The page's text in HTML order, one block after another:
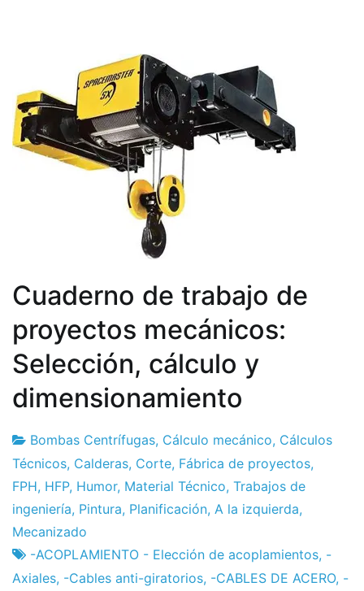
Cuaderno de trabajo de
proyectos mecánicos:
Selección, cálculo y
dimensionamiento
Fábrica
de
proyectos
7
el
diciembre
el
2012
Bombas Centrífugas, Cálculo mecánico, Cálculos
Técnicos, Calderas, Corte, Fábrica de proyectos,
FPH, HFP, Humor, Material Técnico, Trabajos de
ingeniería, Pintura, Planificación, A la izquierda,
Mecanizado
-ACOPLAMIENTO - Elección de acoplamientos, -
Axiales, -Cables anti-giratorios, -CABLES DE ACERO, -